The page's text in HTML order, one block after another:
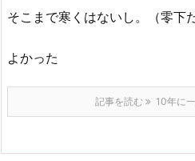
そこまで寒くはないし。（零下
よかった
記事を読む 10年に